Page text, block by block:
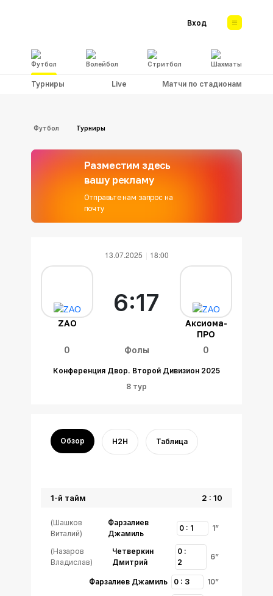
Футбол Волейбол Стритбол Шахматы
Вход
Турниры Live Матчи по стадионам
Футбол Турниры
Разместим здесь
вашу рекламу
Отправьте нам запрос на
почту
13.07.2025 18:00
ZAO
Аксиома-
ПРО
6:17
Конференция Двор. Второй Дивизион 2025
8 тур
Фолы
0 0
Обзор H2H Таблица
1”
0 : 1
Фарзалиев
Джамиль
(Шашков
Виталий)
6”
0 :
2
Четверкин
Дмитрий
(Назаров
Владислав)
10”
0 : 3
Фарзалиев Джамиль
1-й тайм 2 : 10